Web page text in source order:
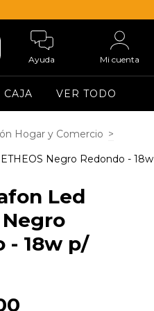
Ayuda Mi cuenta
CAJA VER TODO
Hogar y Comercio >
Negro Redondo - 18w
Led
Negro
- 18w p/